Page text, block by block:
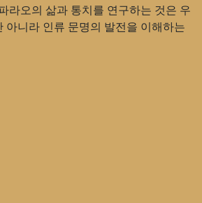
라오의 삶과 통치를 연구하는 것은 우
아니라 인류 문명의 발전을 이해하는